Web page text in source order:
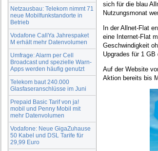
Netzausbau: Telekom nimmt 71
neue Mobilfunkstandorte in
Betrieb
Vodafone CallYa Jahrespaket
M erhält mehr Datenvolumen
Umfrage: Alarm per Cell
Broadcast und spezielle Warn-
Apps werden häufig genutzt
Telekom baut 240.000
Glasfaseranschlüsse im Juni
Prepaid Basic Tarif von ja!
mobil und Penny Mobil mit
mehr Datenvolumen
Vodafone: Neue GigaZuhause
50 Kabel und DSL Tarife für
29,99 Euro
sich für die blau
Nutzungsmonat
In der Allnet-Flat
eine Internet-Flat
Geschwindigkeit
Upgrades für 1
Auf der Website
Aktion bereits bis